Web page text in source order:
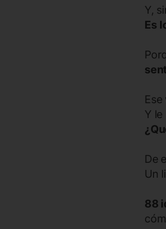
Y,
Es
Y
De
Un
88